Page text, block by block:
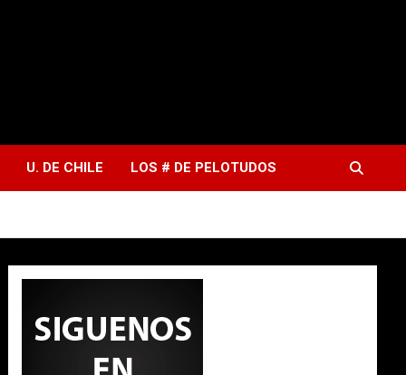
U. DE CHILE LOS # DE PELOTUDOS